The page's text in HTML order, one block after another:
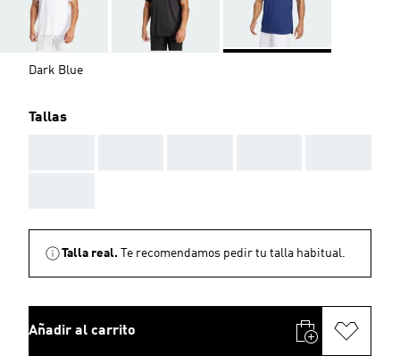
Dark Blue
Tallas
Talla real. Te recomendamos pedir tu talla habitual.
Añadir al carrito